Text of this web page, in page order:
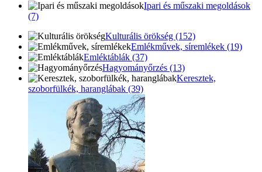
Ipari és műszaki megoldások
(7)
Kulturális örökség (152)
Emlékművek, síremlékek (19)
Emléktáblák (37)
Hagyományőrzés (13)
Keresztek,
szoborfülkék, haranglábak (39)